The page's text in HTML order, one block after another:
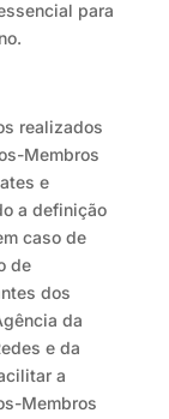
para
realizados
Membros
e
a definição
caso de
de
dos
da
e da
a
Membros